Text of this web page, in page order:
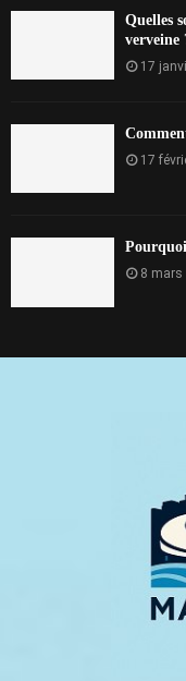
Quelles
verveine
17
17
8 mars